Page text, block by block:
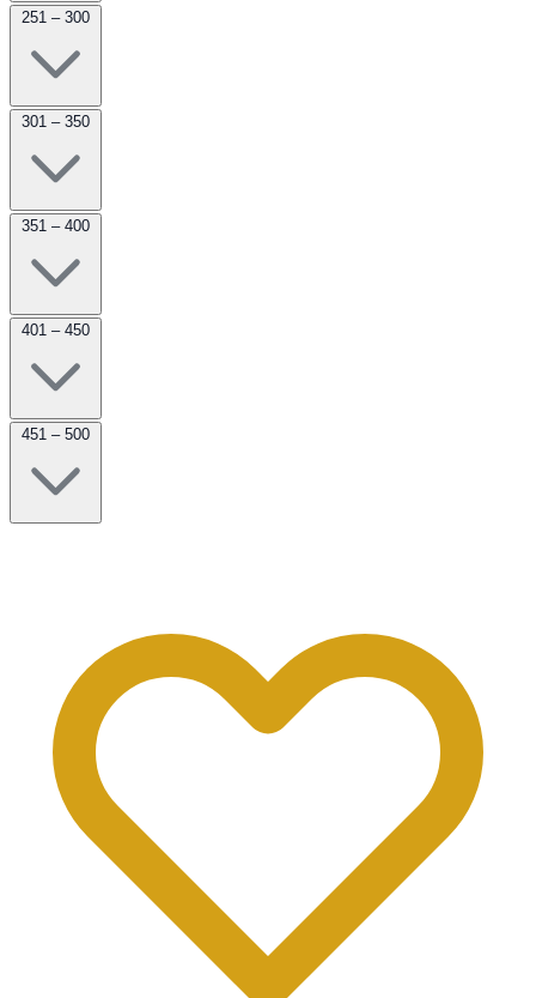
251 – 300
301 – 350
351 – 400
401 – 450
451 – 500